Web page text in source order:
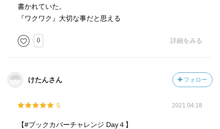
書かれていた。
『ワクワク』大切な事だと思える
0 詳細をみる
けたんさん フォロー
5 2021.04.18
【#ブックカバーチャレンジ Day４】